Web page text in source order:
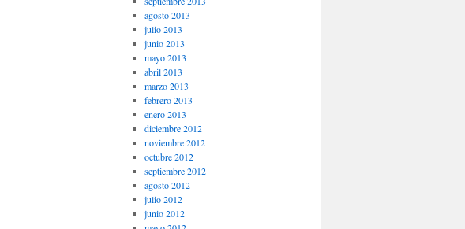
agosto 2013
julio 2013
junio 2013
mayo 2013
abril 2013
marzo 2013
febrero 2013
enero 2013
diciembre 2012
noviembre 2012
octubre 2012
septiembre 2012
agosto 2012
julio 2012
junio 2012